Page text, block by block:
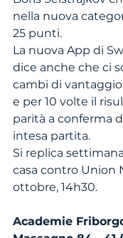
nella nuova
25 punti.
La nuova App di
dice anche che ci
cambi di
e per 10 volte il
parità a conferma
intesa partita.
Si replica
casa contro Union
ottobre, 14h30.
Academie